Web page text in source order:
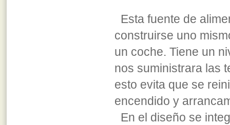
Esta fuente de
construirse uno
un coche. Tiene un
nos suministrara las
esto evita que se
encendido y
En el diseño se